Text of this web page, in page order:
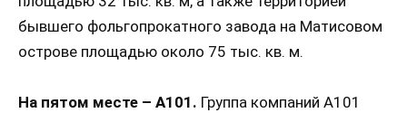
бывшего фольгопрокатного завода на Матисовом
острове площадью около 75 тыс. кв. м.
На пятом месте – А101. Группа компаний А101